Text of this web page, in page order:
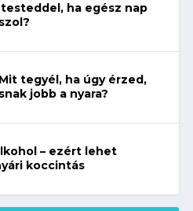
ha egész nap
tegyél, ha úgy érzed,
jobb a nyara?
– ezért lehet
koccintás